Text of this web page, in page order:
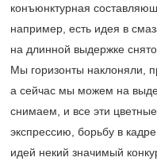
конъюнктурная
например, есть идея в
на длинной выдержке
Мы горизонты наклоняли,
а сейчас мы можем на
снимаем, и все эти
экспрессию, борьбу в
идей некий значимый